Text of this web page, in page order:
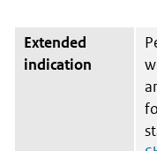
Extended
indication